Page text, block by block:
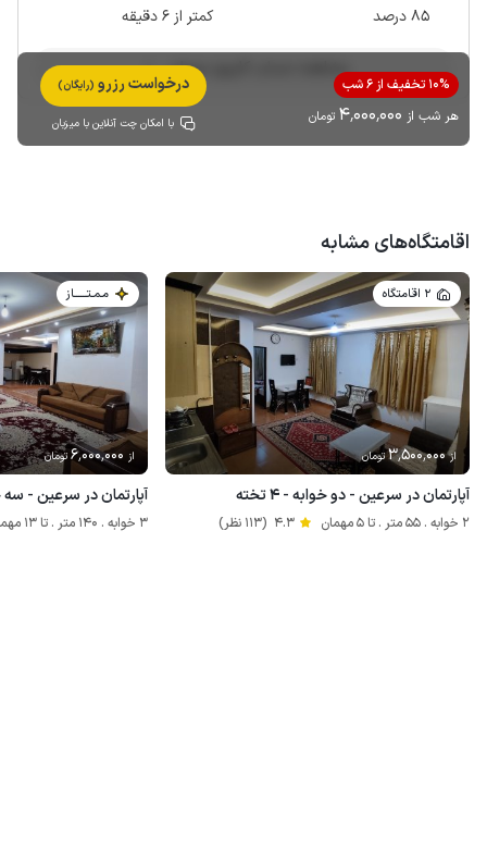
85 درصد
کمتر از 6 دقیقه
مشاهده حساب کاربری میزبان
10% تخفیف از 6 شب
هر شب از 4٬000٬000 تومان
درخواست رزرو (رایگان)
با امکان چت آنلاین با میزبان
اقامتگاه‌های مشابه
2 اقامتگاه
از 3٬500٬000تومان
آپارتمان در سرعین - دو خوابه - ۴ تخته
2 خوابه . 55 متر . تا 5 مهمان 4.3 (113 نظر)
مـمـتــــــاز
از 6٬000٬000 تومان
آپارتمان در سرعین -
3 خوابه . 140 متر . تا 13 مهمان